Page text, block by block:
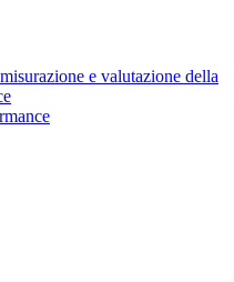
e valutazione della